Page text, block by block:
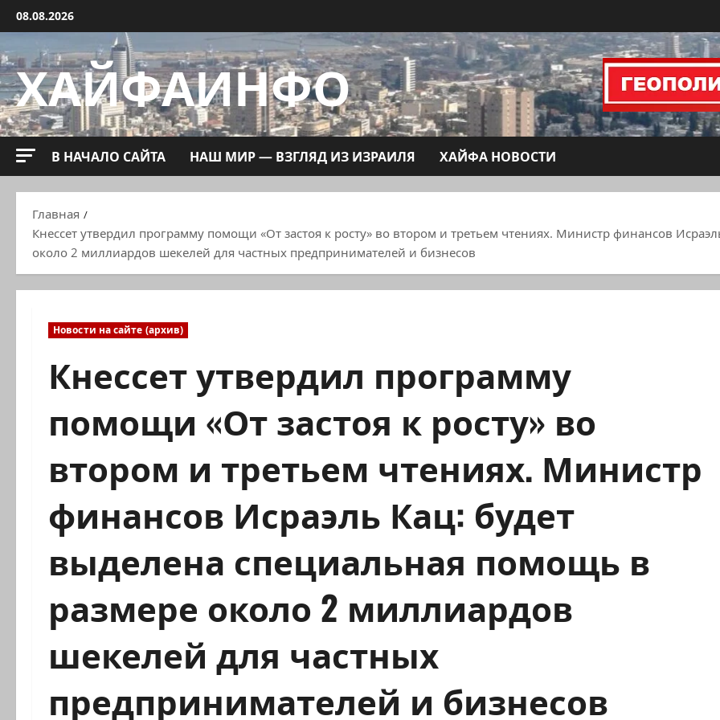
Перейти
к
содержимому
08.08.2026
ХАЙФАИНФО
В НАЧАЛО САЙТА НАШ МИР — ВЗГЛЯД ИЗ ИЗРАИЛЯ ХАЙФА НОВОСТИ
Главная
Кнессет утвердил программу помощи «От застоя к росту» во втором и третьем чтениях. Министр финансов
около 2 миллиардов шекелей для частных предпринимателей и бизнесов
Новости на сайте (архив)
Кнессет утвердил программу
помощи «От застоя к росту» во
втором и третьем чтениях. Министр
финансов Исраэль Кац: будет
выделена специальная помощь в
размере около 2 миллиардов
шекелей для частных
предпринимателей и бизнесов